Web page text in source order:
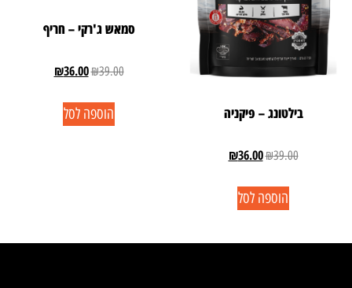
בילטונג – פיקניה
₪39.00
₪36.00
הוספה לסל
סמאש ג'רקי – חריף
₪39.00
₪36.00
הוספה לסל